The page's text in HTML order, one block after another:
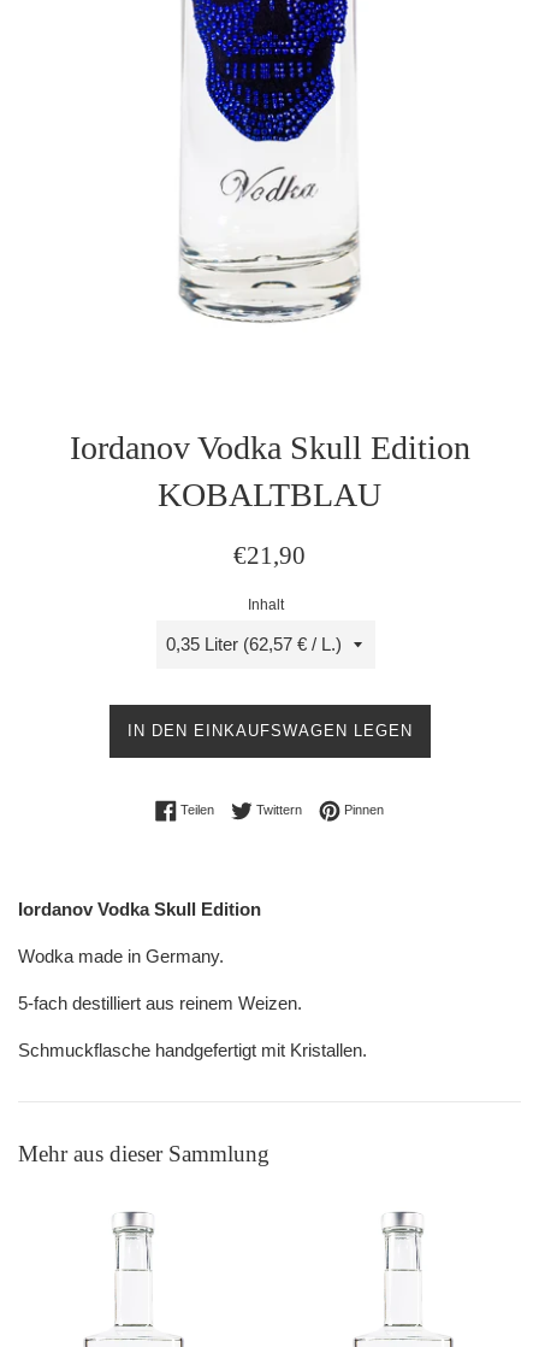
Iordanov Vodka Skull Edition
KOBALTBLAU
Normaler
€21,90
Inhalt
IN DEN EINKAUFSWAGEN LEGEN
TeilenAuf Facebook teilen
TwitternAuf Twitter twittern
PinnenAuf Pinterest pinnen
Iordanov Vodka Skull Edition
Wodka made in Germany.
5-fach destilliert aus reinem Weizen.
Schmuckflasche handgefertigt mit Kristallen.
Mehr aus dieser Sammlung